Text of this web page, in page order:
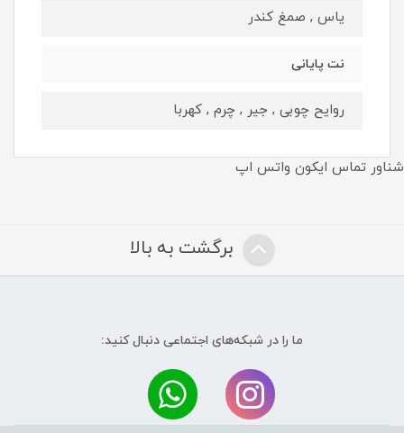
یاس , صمغ کندر
نت پايانى
روایح چوبی , جیر , چرم , کهربا
شناور تماس ایکون واتس اپ
برگشت به بالا
ما را در شبکه‌های اجتماعی دنبال کنید: